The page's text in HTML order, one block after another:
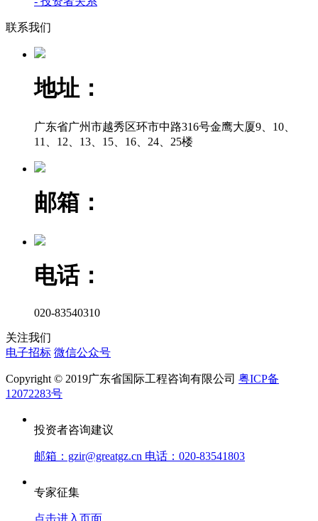
联系我们
地址：
广东省广州市越秀区环市中路316号金鹰大厦9、10、
11、12、13、15、16、24、25楼
邮箱：
电话：
020-83540310
关注我们
电子招标 微信公众号
Copyright © 2019广东省国际工程咨询有限公司 粤ICP备
12072283号
投资者咨询建议
邮箱：gzir@greatgz.cn 电话：020-83541803
专家征集